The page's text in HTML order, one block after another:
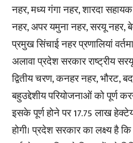
नहर, मध्य गंगा नहर, शारदा
नहर, अपर यमुना नहर, सरयू नहर,
प्रमुख सिंचाई नहर प्रणालियां
अलावा प्रदेश सरकार राष्ट्रीय
द्वितीय चरण, कनहर नहर, भौरट,
बहुउद्देशीय परियोजनाओं को पूर्ण
इसके पूर्ण होने पर 17.75 लाख
होगी। प्रदेश सरकार का लक्ष्य है